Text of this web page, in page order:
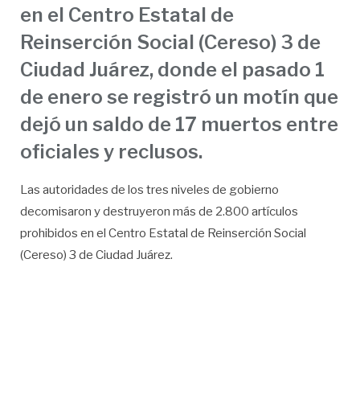
en el Centro Estatal de
Reinserción Social (Cereso) 3 de
Ciudad Juárez, donde el pasado 1
de enero se registró un motín que
dejó un saldo de 17 muertos entre
oficiales y reclusos.
Las autoridades de los tres niveles de gobierno
decomisaron y destruyeron más de 2.800 artículos
prohibidos en el Centro Estatal de Reinserción Social
(Cereso) 3 de Ciudad Juárez.